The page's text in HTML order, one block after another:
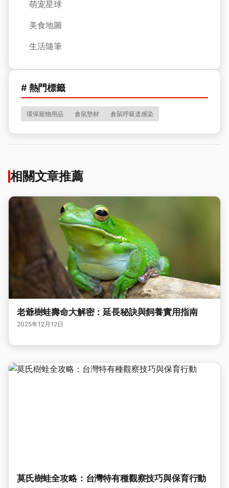
萌宠星球
美食地圖
生活隨筆
# 熱門標籤
環保寵物用品 倉鼠墊材 倉鼠呼吸道感染
相關文章推薦
老爺樹蛙壽命大解密：延長秘訣與飼養實用指南
2025年12月12日
莫氏樹蛙全攻略：台灣特有種觀察技巧與保育行動